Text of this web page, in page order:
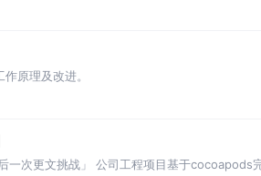
原理及改进。
一次更文挑战」 公司工程项目基于cocoapods